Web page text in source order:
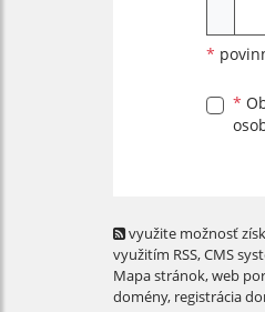
*
*
využite možnosť
využitím RSS, CMS
Mapa stránok,web
domény, registrácia